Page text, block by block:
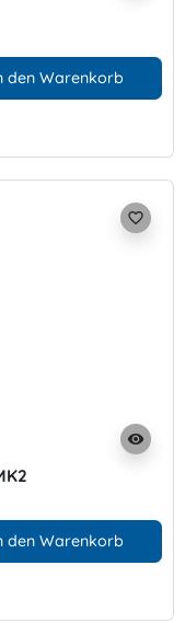
den Warenkorb
visibility
favorite_border
den Warenkorb